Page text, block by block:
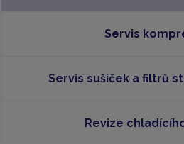
Servis
Servis sušiček a filtrů
Revize